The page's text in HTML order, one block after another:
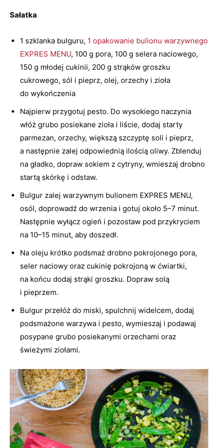
Sałatka
1 szklanka bulguru, 1 opakowanie bulionu warzywnego
EXPRES MENU, 100 g pora, 100 g selera naciowego,
150 g młodej cukinii, 200 g strąków groszku
cukrowego, sól i pieprz, olej, orzechy i zioła
do wykończenia
Najpierw przygotuj pesto. Do wysokiego naczynia
włóż grubo posiekane zioła i liście, dodaj starty
parmezan, orzechy, większą szczyptę soli i pieprz,
a następnie zalej odpowiednią ilością oliwy. Zblenduj
na gładko, dopraw sokiem z cytryny, wmieszaj drobno
startą skórkę i odstaw.
Bulgur zalej warzywnym bulionem EXPRES MENU,
osól, doprowadź do wrzenia i gotuj około 5–7 minut.
Następnie wyłącz ogień i pozostaw pod przykryciem
na 10–15 minut, aby doszedł.
Na oleju krótko podsmaż drobno pokrojonego pora,
seler naciowy oraz cukinię pokrojoną w ćwiartki,
na końcu dodaj strąki groszku. Dopraw solą
i pieprzem.
Bulgur przełóż do miski, spulchnij widelcem, dodaj
podsmażone warzywa i pesto, wymieszaj i podawaj
posypane grubo posiekanymi orzechami oraz
świeżymi ziołami.